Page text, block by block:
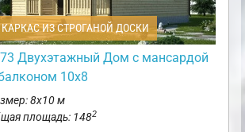
ИЗ СТРОГАНОЙ ДОСКИ
Двухэтажный Дом с мансардой
10х8
8х10 м
площадь: 1482